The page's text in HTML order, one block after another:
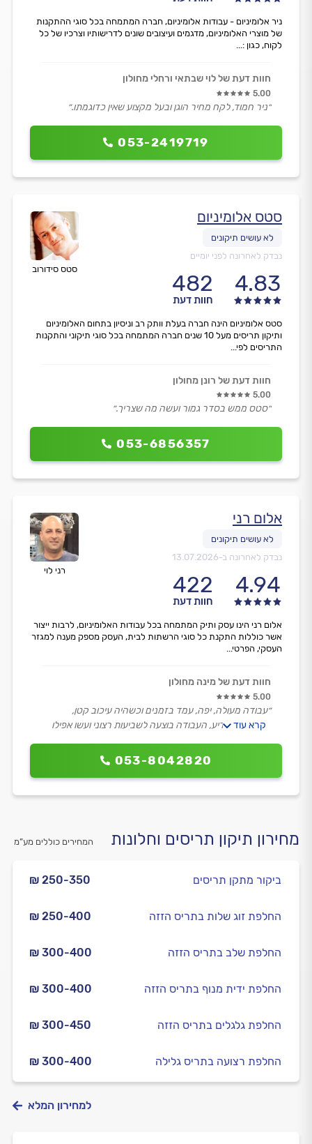
053-2419719
ניר אלומיניום - עבודות אלומיניום, חברה המתמחה בכל סוגי ההתקנות
של מוצרי האלומיניום, מדגמים ועיצובים שונים לדרישותיו וצרכיו של כל
לקוח, כגון :...
חוות דעת של לוי שבתאי ורחלי מחולון
5.00
״ניר חמוד, לקח מחיר הוגן ובעל מקצוע שאין כדוגמתו.״
סטס סידורוב
סטס אלומיניום
נבדק לאחרונה לפני יומיים
4.83
482
חוות דעת
053-6856357
סטס אלומיניום הינה חברה בעלת וותק רב וניסיון בתחום האלומיניום
ותיקון תריסים מעל 10 שנים חברה המתמחה בכל סוגי תיקוני והתקנות
התריסים לפי...
חוות דעת של רונן מחולון
5.00
״סטס ממש בסדר גמור ועשה מה שצריך.״
רני לוי
אלום רני
נבדק לאחרונה ב-13.07.2026
4.94
422
חוות דעת
053-8042820
אלום רני הינו עסק ותיק המתמחה בכל עבודות האלומיניום, לרבות ייצור
אשר כוללות התקנת כל סוגי הרשתות לבית, העסק מספק מענה למגזר
העסקי, הפרטי...
חוות דעת של מינה מחולון
5.00
״עבודה מעולה, יפה, עמד בזמנים וכשהיה עיכוב קטן,
התקשר להודיע, העבודה בוצעה לשביעות רצוני ועשו אפילו
קרא עוד
מחירון תיקון תריסים וחלונות המחירים כוללים מע”מ
₪ 250-350 ביקור מתקן תריסים
₪ 250-400 החלפת זוג שלות בתריס הזזה
₪ 300-400 החלפת שלב בתריס הזזה
₪ 300-400 החלפת ידית מנוף בתריס הזזה
₪ 300-450 החלפת גלגלים בתריס הזזה
₪ 300-400 החלפת רצועה בתריס גלילה
למחירון המלא